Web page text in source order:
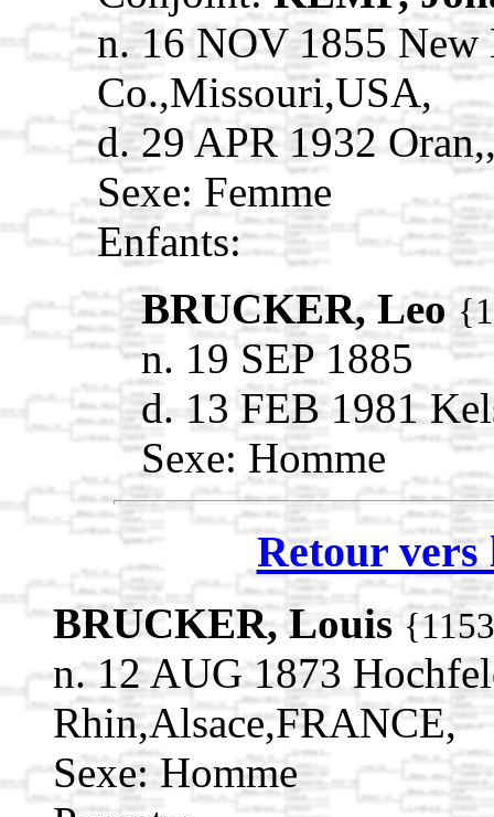
n. 16 NOV 1855 New
Co.,Missouri,USA,
d. 29 APR 1932
Sexe: Femme
Enfants:
BRUCKER, Leo
n. 19 SEP 1885
d. 13 FEB 1981
Sexe: Homme
Retour vers
BRUCKER, Louis
n. 12 AUG 1873
Rhin,Alsace,FRANCE,
Sexe: Homme